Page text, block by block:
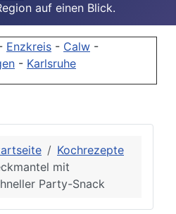
auf einen Blick.
Enzkreis - Calw -
- Karlsruhe
Kochrezepte
mit
Party-Snack